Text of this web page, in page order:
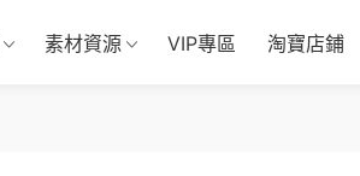
素材資源 VIP專區 淘寶店鋪